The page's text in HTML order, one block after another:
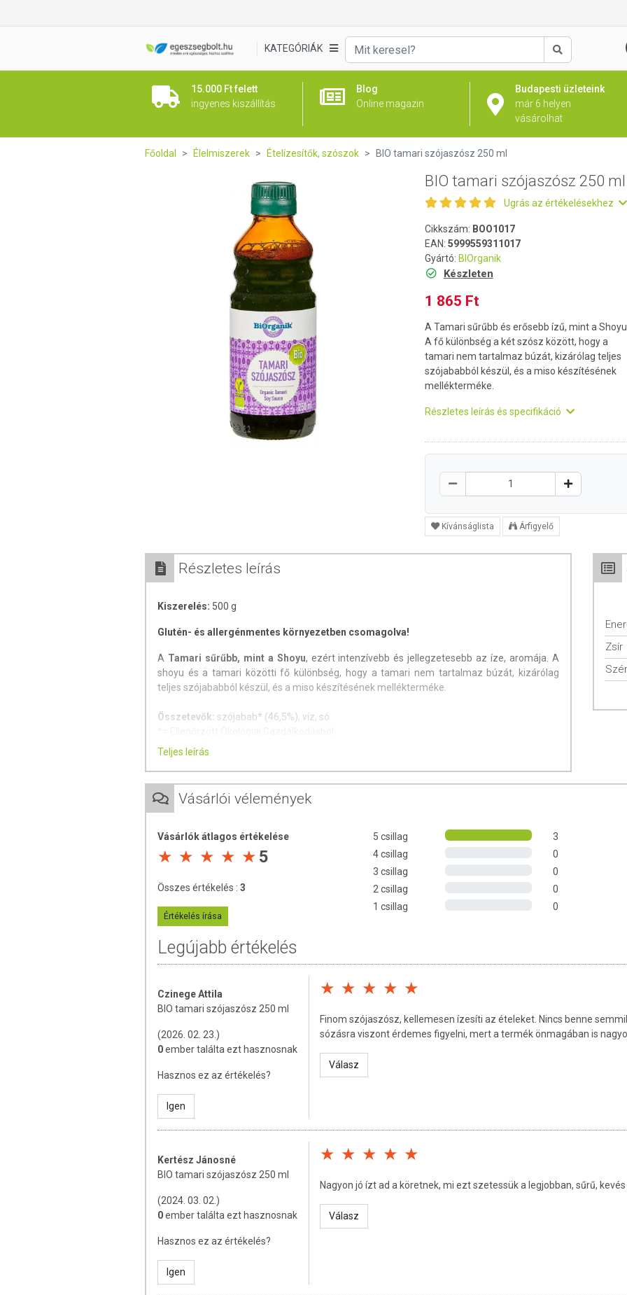
KATEGÓRIÁK
Keresés
15.000 Ft felett
ingyenes kiszállítás
Blog
Online magazin
Budapesti üzleteink
már 6 helyen
vásárolhat
Főoldal Élelmiszerek Ételízesítők, szószok BIO tamari szójaszósz 250 ml
BIO tamari szójaszósz 250 ml
Ugrás az értékelésekhez
Cikkszám: BOO1017
EAN: 5999559311017
Gyártó: BIOrganik
Készleten
1 865 Ft
A Tamari sűrűbb és erősebb ízű, mint a Shoyu.
A fő különbség a két szósz között, hogy a
tamari nem tartalmaz búzát, kizárólag teljes
szójababból készül, és a miso készítésének
mellékterméke.
Részletes leírás és specifikáció
Kívánságlista Árfigyelő
Részletes leírás
Kiszerelés: 500 g
Glutén- és allergénmentes környezetben csomagolva!
A Tamari sűrűbb, mint a Shoyu, ezért intenzívebb és jellegzetesebb az íze, aromája. A
shoyu és a tamari közötti fő különbség, hogy a tamari nem tartalmaz búzát, kizárólag
teljes szójababból készül, és a miso készítésének mellékterméke.
Összetevők: szójabab* (46,5%), víz, só
Ellenőrizte: Biokontroll Hungária Nonprofit Kft.
Tárolás:Száraz, hűvös helyen tárolandó!
Minőségét megőrzi: a csomagoláson / terméken jelzett időpontig.
Az étrend-kiegészítők az érvényben lévő európai uniós szabályozás szerint élelmiszereknek
minősülnek, amelyek a hagyományos étrend kiegészítését szolgálják, és koncentrált formában
tartalmaznak tápanyagokat. Bár az étrend-kiegészítők kedvező élettani hatással
rendelkezhetnek, mely egyénenként eltérő lehet, jelölésük, megjelenítésük és reklámozásuk
során nem engedélyezett a készítményeknek betegséget megelőző vagy gyógyító hatást
A termék nem helyettesíti a kiegyensúlyozott, változatos étrendet és az egészséges életmódot! A
termék nem gyógyít betegségeket! A termék nem az orvosi kezelés helyettesítésére alkalmas!
Betegség esetén használatát konzultálja kezelőorvosával. Az ajánlott napi fogyasztási
mennyiséget ne lépje túl! Ne szedje a készítményt, ha az összetevők bármelyikére érzékeny vagy
allergiás! Kisgyermekektől elzárva tartandó!
Teljes leírás
Zsír
Vásárlói vélemények
Vásárlók átlagos értékelése
5
Összes értékelés : 3
Értékelés írása
5 csillag
3
4 csillag
0
3 csillag
0
2 csillag
0
1 csillag
0
Legújabb értékelés
Czinege Attila
BIO tamari szójaszósz 250 ml
(2026. 02. 23.)
0ember találta ezt hasznosnak
Hasznos ez az értékelés?
Igen
Finom szójaszósz, kellemesen ízesíti az ételeket. Nincs benne
sózásra viszont érdemes figyelni, mert a termék önmagában is
Válasz
Kertész Jánosné
BIO tamari szójaszósz 250 ml
(2024. 03. 02.)
0ember találta ezt hasznosnak
Hasznos ez az értékelés?
Igen
Nagyon jó ízt ad a köretnek, mi ezt szetessük a legjobban, sűrű, kevés
Válasz